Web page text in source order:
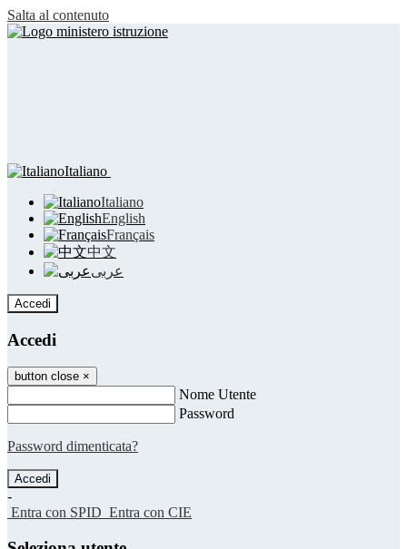
Salta al contenuto
Italiano
Italiano
English
Français
中文
عربى
Accedi
Accedi
button close ×
Nome Utente
Password
Password dimenticata?
-
Entra con SPID Entra con CIE